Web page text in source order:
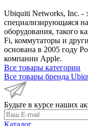
Ubiquiti Networks, Inc. -
специализирующаяся на
оборудования, такого
Fi, коммутаторы и
основана в 2005 году
компании Apple.
Все товары категории
Все товары бренда
Будьте в курсе наших
Каталог